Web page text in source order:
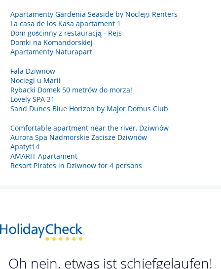
Apartamenty Gardenia Seaside by Noclegi Renters
La casa de los Kasa apartament 1
Dom gościnny z restauracją - Rejs
Domki na Komandorskiej
Apartamenty Naturapart
Fala Dziwnow
Noclegi u Marii
Rybacki Domek 50 metrów do morza!
Lovely SPA 31
Sand Dunes Blue Horizon by Major Domus Club
Comfortable apartment near the river, Dziwnów
Aurora Spa Nadmorskie Zacisze Dziwnów
Apatyt14
AMARIT Apartament
Resort Pirates in Dziwnow for 4 persons
Oh nein, etwas ist schiefgelaufen!